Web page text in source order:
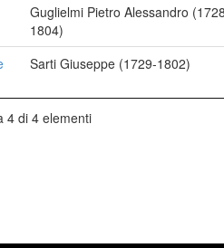
Guglielmi Pietro Alessandro
1804)
Sarti Giuseppe (1729-1802)
4 di 4 elementi